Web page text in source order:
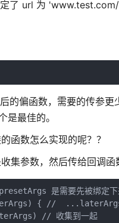
了 url 为
的偏函数，需要的传参
是最佳的。
函数怎么实现的呢？？
参数，然后传给回调函
是需要先被绑定下
{ //
// 收集到一起